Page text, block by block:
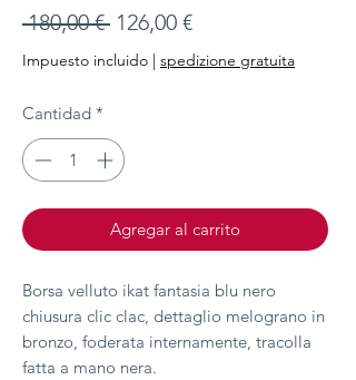
180,00 € Precio
126,00 €Precio
de
Impuesto incluido | spedizione gratuita
Cantidad *
Agregar al carrito
Borsa velluto ikat fantasia blu nero
chiusura clic clac, dettaglio melograno in
bronzo, foderata internamente, tracolla
fatta a mano nera.